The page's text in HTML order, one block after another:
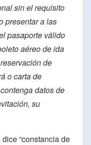
sin el requisito
presentar a las
pasaporte válido
aéreo de ida
de
o carta de
datos de
su
“constancia de